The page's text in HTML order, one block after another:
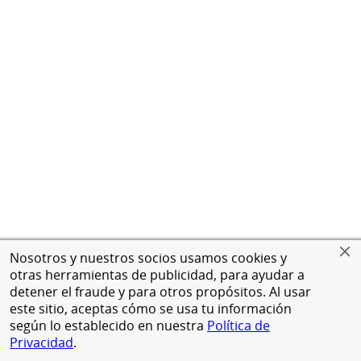
Nosotros y nuestros socios usamos cookies y
otras herramientas de publicidad, para ayudar a
detener el fraude y para otros propósitos. Al usar
este sitio, aceptas cómo se usa tu información
según lo establecido en nuestra Política de
Privacidad.